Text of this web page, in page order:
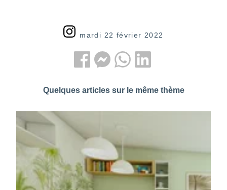
mardi 22 février 2022
Quelques articles sur le même thème